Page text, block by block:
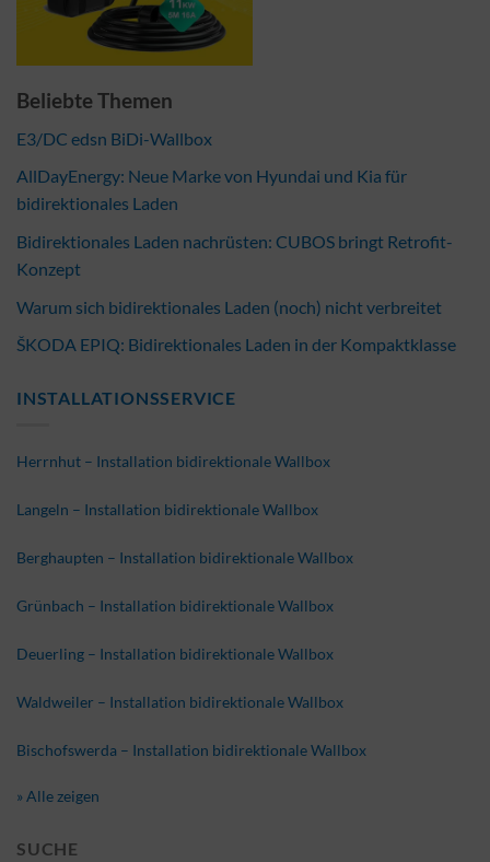
Beliebte Themen
E3/DC edsn BiDi-Wallbox
AllDayEnergy: Neue Marke von Hyundai und Kia für
bidirektionales Laden
Bidirektionales Laden nachrüsten: CUBOS bringt Retrofit-
Konzept
Warum sich bidirektionales Laden (noch) nicht verbreitet
ŠKODA EPIQ: Bidirektionales Laden in der Kompaktklasse
INSTALLATIONSSERVICE
Herrnhut – Installation bidirektionale Wallbox
Langeln – Installation bidirektionale Wallbox
Berghaupten – Installation bidirektionale Wallbox
Grünbach – Installation bidirektionale Wallbox
Deuerling – Installation bidirektionale Wallbox
Waldweiler – Installation bidirektionale Wallbox
Bischofswerda – Installation bidirektionale Wallbox
» Alle zeigen
SUCHE